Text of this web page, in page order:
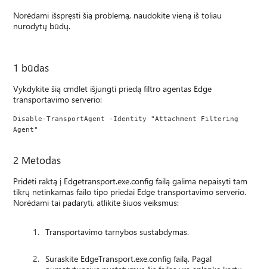
Norėdami išspręsti šią problemą, naudokite vieną iš toliau
nurodytų būdų.
1 būdas
Vykdykite šią cmdlet išjungti priedą filtro agentas Edge
transportavimo serverio:
Disable-TransportAgent -Identity "Attachment Filtering
Agent"
2 Metodas
Pridėti raktą į Edgetransport.exe.config failą galima nepaisyti tam
tikrų netinkamas failo tipo priedai Edge transportavimo serverio.
Norėdami tai padaryti, atlikite šiuos veiksmus:
Transportavimo tarnybos sustabdymas.
Suraskite EdgeTransport.exe.config failą. Pagal